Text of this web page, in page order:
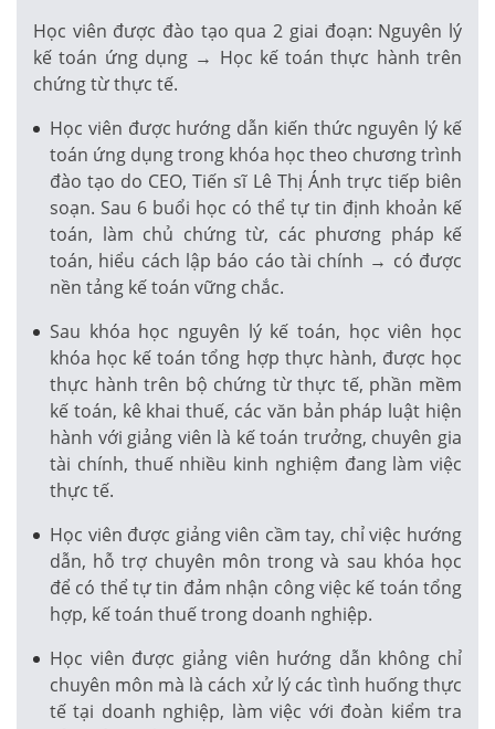
Học viên được đào tạo qua 2 giai đoạn: Nguyên lý
kế toán ứng dụng → Học kế toán thực hành trên
chứng từ thực tế.
Học viên được hướng dẫn kiến thức nguyên lý kế
toán ứng dụng trong khóa học theo chương trình
đào tạo do CEO, Tiến sĩ Lê Thị Ánh trực tiếp biên
soạn. Sau 6 buổi học có thể tự tin định khoản kế
toán, làm chủ chứng từ, các phương pháp kế
toán, hiểu cách lập báo cáo tài chính → có được
nền tảng kế toán vững chắc.
Sau khóa học nguyên lý kế toán, học viên học
khóa học kế toán tổng hợp thực hành, được học
thực hành trên bộ chứng từ thực tế, phần mềm
kế toán, kê khai thuế, các văn bản pháp luật hiện
hành với giảng viên là kế toán trưởng, chuyên gia
tài chính, thuế nhiều kinh nghiệm đang làm việc
thực tế.
Học viên được giảng viên cầm tay, chỉ việc hướng
dẫn, hỗ trợ chuyên môn trong và sau khóa học
để có thể tự tin đảm nhận công việc kế toán tổng
hợp, kế toán thuế trong doanh nghiệp.
Học viên được giảng viên hướng dẫn không chỉ
chuyên môn mà là cách xử lý các tình huống thực
tế tại doanh nghiệp, làm việc với đoàn kiểm tra